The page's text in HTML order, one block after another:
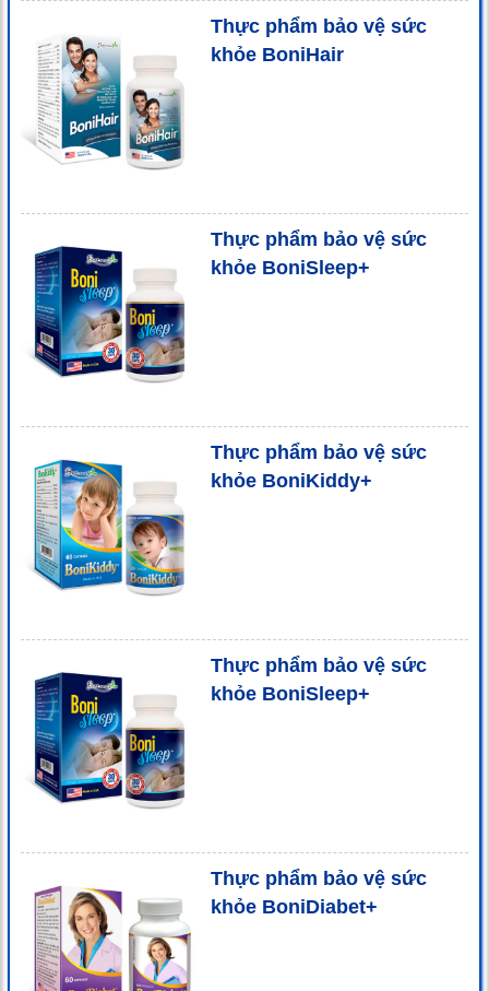
Thực phẩm bảo vệ sức
khỏe BoniHair
Thực phẩm bảo vệ sức
khỏe BoniSleep+
Thực phẩm bảo vệ sức
khỏe BoniKiddy+
Thực phẩm bảo vệ sức
khỏe BoniSleep+
Thực phẩm bảo vệ sức
khỏe BoniDiabet+